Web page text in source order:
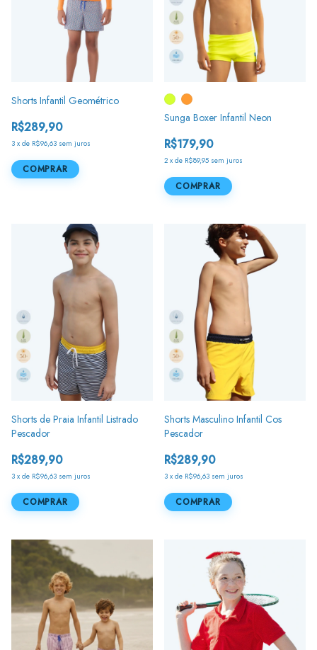
Shorts Infantil Geométrico
R$289,90
3 x de R$96,63 sem juros
COMPRAR
Sunga Boxer Infantil Neon
R$179,90
2 x de R$89,95 sem juros
COMPRAR
Shorts de Praia Infantil Listrado
Pescador
R$289,90
3 x de R$96,63 sem juros
COMPRAR
Shorts Masculino Infantil Cos
Pescador
R$289,90
3 x de R$96,63 sem juros
COMPRAR